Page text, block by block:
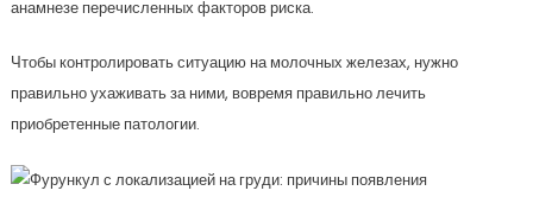
анамнезе перечисленных факторов риска.
Чтобы контролировать ситуацию на молочных железах, нужно
правильно ухаживать за ними, вовремя правильно лечить
приобретенные патологии.